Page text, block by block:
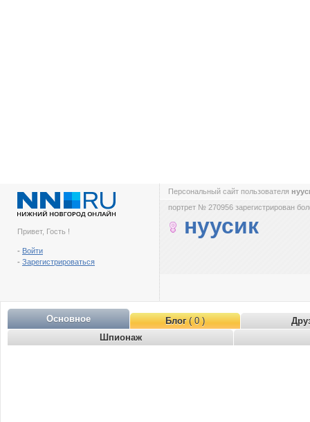
Привет, Гость !
- Войти
- Зарегистрироваться
Персональный сайт пользователя
портрет № 270956 зарегистрирован
нуусик
Основное Блог( 0 )
Шпионаж